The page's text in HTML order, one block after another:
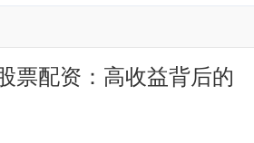
票配资：高收益背后的